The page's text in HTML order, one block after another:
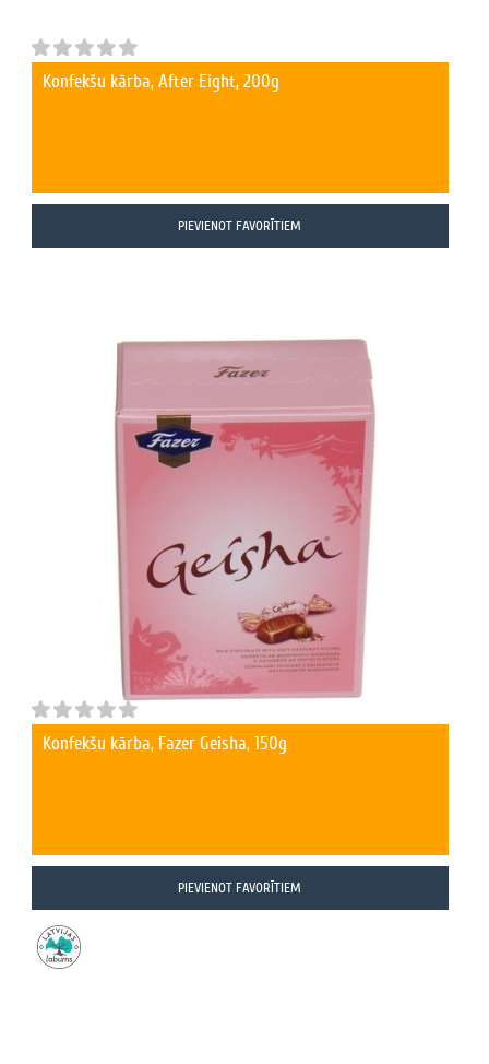
Konfekšu kārba, After Eight, 200g
PIEVIENOT FAVORĪTIEM
Konfekšu kārba, Fazer Geisha, 150g
PIEVIENOT FAVORĪTIEM